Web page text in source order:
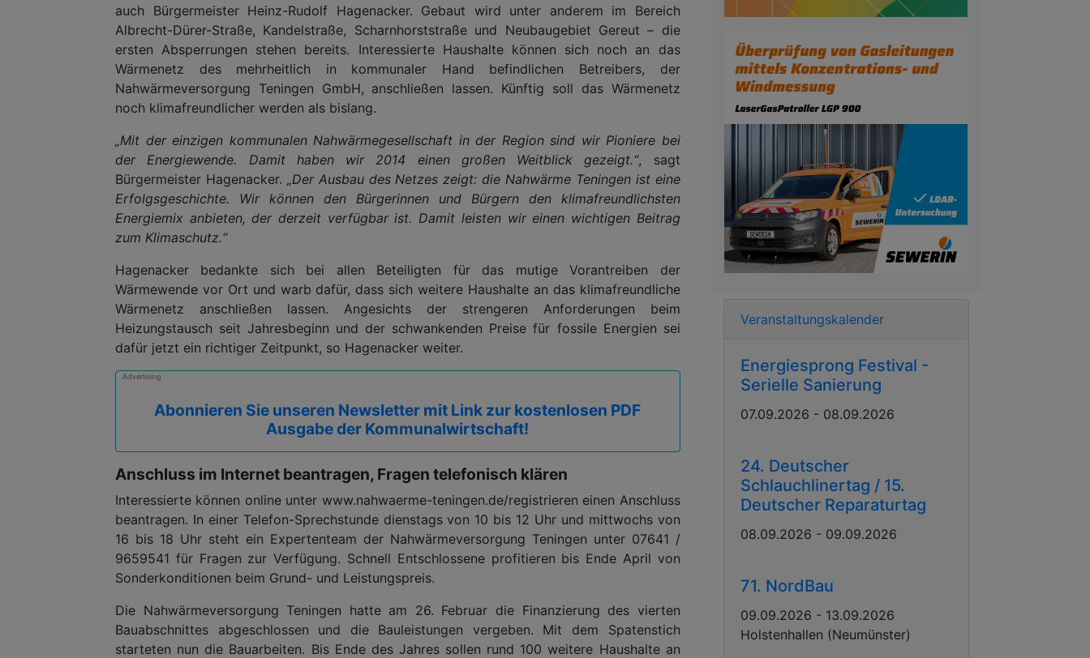
auch Bürgermeister Heinz-Rudolf Hagenacker. Gebaut wird unter anderem im Bereich
Albrecht-Dürer-Straße, Kandelstraße, Scharnhorststraße und Neubaugebiet Gereut – die
ersten Absperrungen stehen bereits. Interessierte Haushalte können sich noch an das
Wärmenetz des mehrheitlich in kommunaler Hand befindlichen Betreibers, der
Nahwärmeversorgung Teningen GmbH, anschließen lassen. Künftig soll das Wärmenetz
noch klimafreundlicher werden als bislang.
„Mit der einzigen kommunalen Nahwärmegesellschaft in der Region sind wir Pioniere bei
der Energiewende. Damit haben wir 2014 einen großen Weitblick gezeigt.“, sagt
Bürgermeister Hagenacker. „Der Ausbau des Netzes zeigt: die Nahwärme Teningen ist eine
Erfolgsgeschichte. Wir können den Bürgerinnen und Bürgern den klimafreundlichsten
Energiemix anbieten, der derzeit verfügbar ist. Damit leisten wir einen wichtigen Beitrag
zum Klimaschutz.“
Hagenacker bedankte sich bei allen Beteiligten für das mutige Vorantreiben der
Wärmewende vor Ort und warb dafür, dass sich weitere Haushalte an das klimafreundliche
Wärmenetz anschließen lassen. Angesichts der strengeren Anforderungen beim
Heizungstausch seit Jahresbeginn und der schwankenden Preise für fossile Energien sei
dafür jetzt ein richtiger Zeitpunkt, so Hagenacker weiter.
Advertising
Abonnieren Sie unseren Newsletter mit Link zur kostenlosen PDF
Ausgabe der Kommunalwirtschaft!
Anschluss im Internet beantragen, Fragen telefonisch klären
Interessierte können online unter www.nahwaerme-teningen.de/registrieren einen Anschluss
beantragen. In einer Telefon-Sprechstunde dienstags von 10 bis 12 Uhr und mittwochs von
16 bis 18 Uhr steht ein Expertenteam der Nahwärmeversorgung Teningen unter 07641 /
9659541 für Fragen zur Verfügung. Schnell Entschlossene profitieren bis Ende April von
Sonderkonditionen beim Grund- und Leistungspreis.
Die Nahwärmeversorgung Teningen hatte am 26. Februar die Finanzierung des vierten
Bauabschnittes abgeschlossen und die Bauleistungen vergeben. Mit dem Spatenstich
starteten nun die Bauarbeiten. Bis Ende des Jahres sollen rund 100 weitere Haushalte an
Veranstaltungskalender
Energiesprong Festival -
Serielle Sanierung
07.09.2026 - 08.09.2026
24. Deutscher
Schlauchlinertag / 15.
Deutscher Reparaturtag
08.09.2026 - 09.09.2026
71. NordBau
09.09.2026 - 13.09.2026
Holstenhallen (Neumünster)